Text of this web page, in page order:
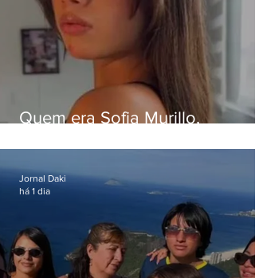
Quem era Sofia Murillo,
em queda de helicóptero no
Jornal Daki
há 1 dia